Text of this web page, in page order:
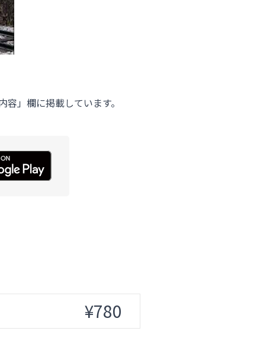
」欄に掲載しています。
¥780